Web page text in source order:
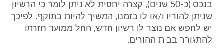
בנכס (כ-50 שנים), קצרה יחסית לא ניתן לומר כי הרשיון
שניתן להוריו ו/או לו בזמנו, המשיך להיות בתוקף. לפיכך
יש לחפש אם נוצר לו רשיון חדש, החל ממועד חזרתו
להתגורר בבית ההורים.